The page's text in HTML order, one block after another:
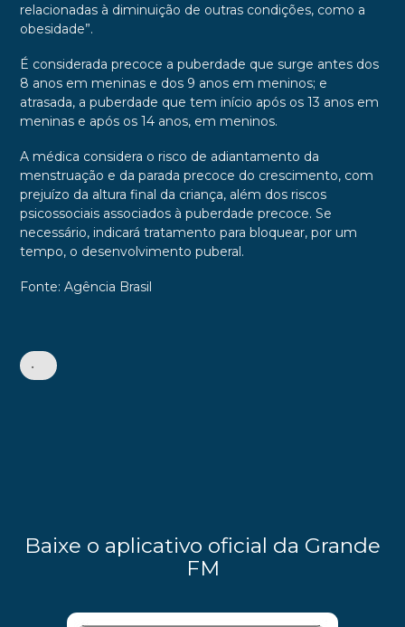
relacionadas à diminuição de outras condições, como a
obesidade”.
É considerada precoce a puberdade que surge antes dos
8 anos em meninas e dos 9 anos em meninos; e
atrasada, a puberdade que tem início após os 13 anos em
meninas e após os 14 anos, em meninos.
A médica considera o risco de adiantamento da
menstruação e da parada precoce do crescimento, com
prejuízo da altura final da criança, além dos riscos
psicossociais associados à puberdade precoce. Se
necessário, indicará tratamento para bloquear, por um
tempo, o desenvolvimento puberal.
Fonte: Agência Brasil
•
Baixe o aplicativo oficial da Grande
FM